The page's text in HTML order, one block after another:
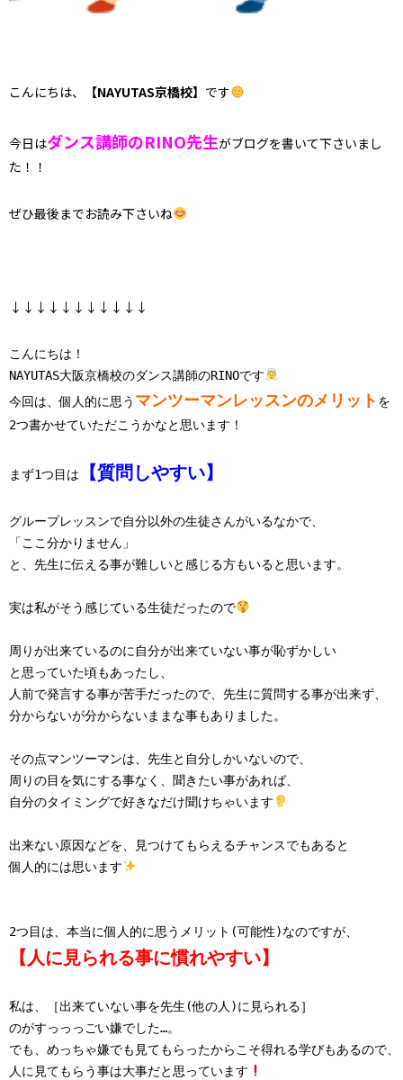
こんにちは、 【NAYUTAS京橋校】 です
今日はダンス講師のRINO先生がブログを書いて下さいまし
た！！
ぜひ最後までお読み下さいね
↓↓↓↓↓↓↓↓↓↓↓
こんにちは！
NAYUTAS大阪京橋校のダンス講師のRINOです
今回は、個人的に思う マンツーマンレッスンのメリット を
2つ書かせていただこうかなと思います！
まず1つ目は 【質問しやすい】
グループレッスンで自分以外の生徒さんがいるなかで、
「ここ分かりません」
と、先生に伝える事が難しいと感じる方もいると思います。
実は私がそう感じている生徒だったので
周りが出来ているのに自分が出来ていない事が恥ずかしい
と思っていた頃もあったし、
人前で発言する事が苦手だったので、先生に質問する事が出来ず、
分からないが分からないままな事もありました。
その点マンツーマンは、先生と自分しかいないので、
周りの目を気にする事なく、聞きたい事があれば、
自分のタイミングで好きなだけ聞けちゃいます
出来ない原因などを、見つけてもらえるチャンスでもあると
個人的には思います
【人に見られる事に慣れやすい】
私は、［出来ていない事を先生(他の人)に見られる］
のがすっっっごい嫌でした…。
でも、めっちゃ嫌でも見てもらったからこそ得れる学びもあるので、
人に見てもらう事は大事だと思っています